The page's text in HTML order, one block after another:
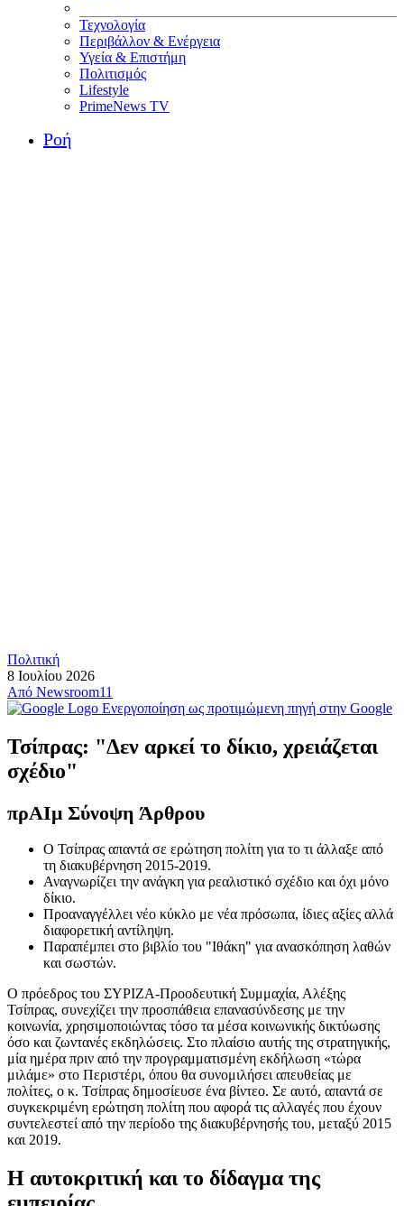
Τεχνολογία
Περιβάλλον & Ενέργεια
Υγεία & Επιστήμη
Πολιτισμός
Lifestyle
PrimeNews TV
Ροή
Πολιτική
8 Ιουλίου 2026
Από Newsroom11
Ενεργοποίηση ως προτιμώμενη πηγή στην Google
Τσίπρας: "Δεν αρκεί το δίκιο, χρειάζεται
σχέδιο"
πρΑΙμ Σύνοψη Άρθρου
Ο Τσίπρας απαντά σε ερώτηση πολίτη για το τι άλλαξε από
τη διακυβέρνηση 2015-2019.
Αναγνωρίζει την ανάγκη για ρεαλιστικό σχέδιο και όχι μόνο
δίκιο.
Προαναγγέλλει νέο κύκλο με νέα πρόσωπα, ίδιες αξίες αλλά
διαφορετική αντίληψη.
Παραπέμπει στο βιβλίο του "Ιθάκη" για ανασκόπηση λαθών
και σωστών.
Ο πρόεδρος του ΣΥΡΙΖΑ-Προοδευτική Συμμαχία, Αλέξης
Τσίπρας, συνεχίζει την προσπάθεια επανασύνδεσης με την
κοινωνία, χρησιμοποιώντας τόσο τα μέσα κοινωνικής δικτύωσης
όσο και ζωντανές εκδηλώσεις. Στο πλαίσιο αυτής της στρατηγικής,
μία ημέρα πριν από την προγραμματισμένη εκδήλωση «τώρα
μιλάμε» στο Περιστέρι, όπου θα συνομιλήσει απευθείας με
πολίτες, ο κ. Τσίπρας δημοσίευσε ένα βίντεο. Σε αυτό, απαντά σε
συγκεκριμένη ερώτηση πολίτη που αφορά τις αλλαγές που έχουν
συντελεστεί από την περίοδο της διακυβέρνησής του, μεταξύ 2015
και 2019.
Η αυτοκριτική και το δίδαγμα της